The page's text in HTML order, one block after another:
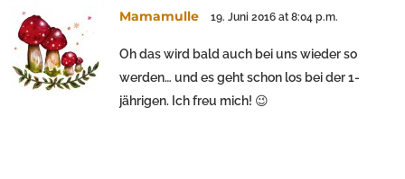
Mamamulle 19. Juni 2016 at 8:04 p.m.
Oh das wird bald auch bei uns wieder so
werden… und es geht schon los bei der 1-
jährigen. Ich freu mich! 😉